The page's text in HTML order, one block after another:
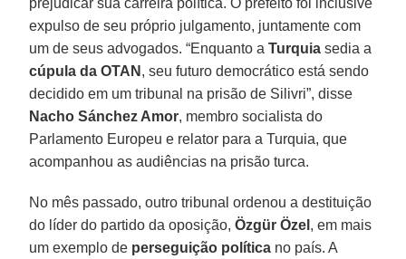
expulso de seu próprio julgamento, juntamente com
um de seus advogados. “Enquanto aTurquia sedia a
cúpula da OTAN , seu futuro democrático está sendo
decidido em um tribunal na prisão de Silivri”, disse
Nacho Sánchez Amor, membro socialista do
Parlamento Europeu e relator para a Turquia, que
acompanhou as audiências na prisão turca.
No mês passado, outro tribunal ordenou a destituição
do líder do partido da oposição,Özgür Özel , em mais
um exemplo de perseguição política no país. A